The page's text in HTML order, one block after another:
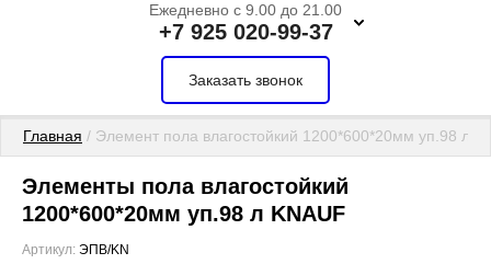
Ежедневно с 9.00 до 21.00
+7 925 020-99-37
Заказать звонок
Главная / Элемент пола влагостойкий 1200*600*20мм уп.98 л
Элементы пола влагостойкий
1200*600*20мм уп.98 л KNAUF
Артикул: ЭПВ/KN